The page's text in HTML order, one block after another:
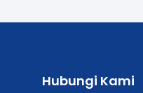
Hubungi Kami